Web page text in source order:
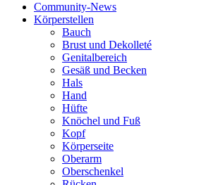
Community-News
Körperstellen
Bauch
Brust und Dekolleté
Genitalbereich
Gesäß und Becken
Hals
Hand
Hüfte
Knöchel und Fuß
Kopf
Körperseite
Oberarm
Oberschenkel